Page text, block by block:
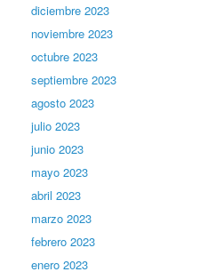
diciembre 2023
noviembre 2023
octubre 2023
septiembre 2023
agosto 2023
julio 2023
junio 2023
mayo 2023
abril 2023
marzo 2023
febrero 2023
enero 2023